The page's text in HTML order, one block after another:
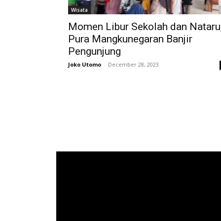
Wisata
Momen Libur Sekolah dan
Pura Mangkunegaran Banjir
Pengunjung
Joko Utomo - December 28, 2023